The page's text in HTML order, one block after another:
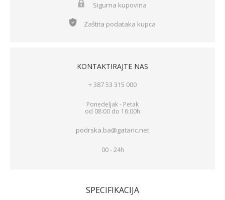
Sigurna kupovina
Zaštita podataka kupca
KONTAKTIRAJTE NAS
+ 387 53 315 000
Ponedeljak - Petak
od 08:00 do 16:00h
podrska.ba@gataric.net
00 - 24h
SPECIFIKACIJA